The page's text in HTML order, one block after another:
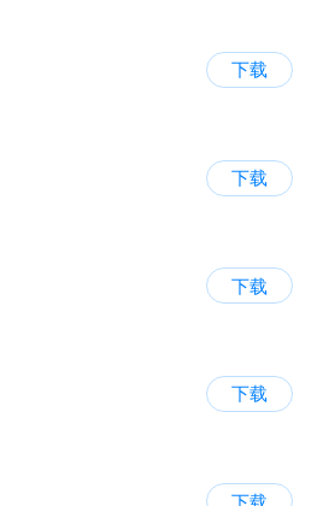
下载
下载
下载
下载
下载